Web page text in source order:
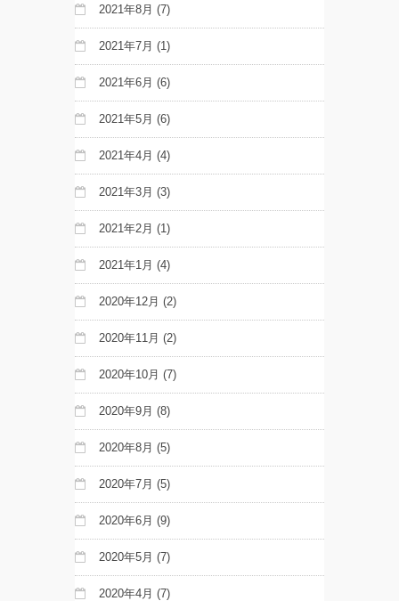
2021年8月 (7)
2021年7月 (1)
2021年6月 (6)
2021年5月 (6)
2021年4月 (4)
2021年3月 (3)
2021年2月 (1)
2021年1月 (4)
2020年12月 (2)
2020年11月 (2)
2020年10月 (7)
2020年9月 (8)
2020年8月 (5)
2020年7月 (5)
2020年6月 (9)
2020年5月 (7)
2020年4月 (7)